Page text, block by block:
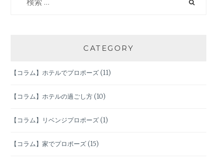
ー
シ
ョ
ン
CATEGORY
【コラム】ホテルでプロポーズ(11)
【コラム】ホテルの過ごし方(10)
【コラム】リベンジプロポーズ(1)
【コラム】家でプロポーズ(15)